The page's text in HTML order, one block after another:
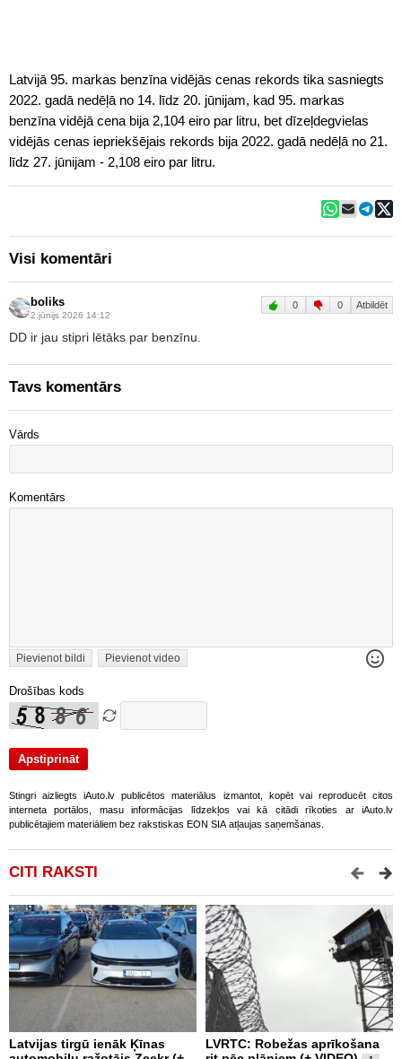
Latvijā 95. markas benzīna vidējās cenas rekords tika sasniegts
2022. gadā nedēļā no 14. līdz 20. jūnijam, kad 95. markas
benzīna vidējā cena bija 2,104 eiro par litru, bet dīzeļdegvielas
vidējās cenas iepriekšējais rekords bija 2022. gadā nedēļā no 21.
līdz 27. jūnijam - 2,108 eiro par litru.
Visi komentāri
boliks
2.jūnijs 2026 14:12
0 0 Atbildēt
DD ir jau stipri lētāks par benzīnu.
Tavs komentārs
Vārds
Komentārs
Pievienot bildi Pievienot video
Drošības kods
Stingri aizliegts iAuto.lv publicētos materiālus izmantot, kopēt vai reproducēt citos
interneta portālos, masu informācijas līdzekļos vai kā citādi rīkoties ar iAuto.lv
publicētajiem materiāliem bez rakstiskas EON SIA atļaujas saņemšanas.
CITI RAKSTI
Latvijas tirgū ienāk Ķīnas
LVRTC: Robežas aprīkošana